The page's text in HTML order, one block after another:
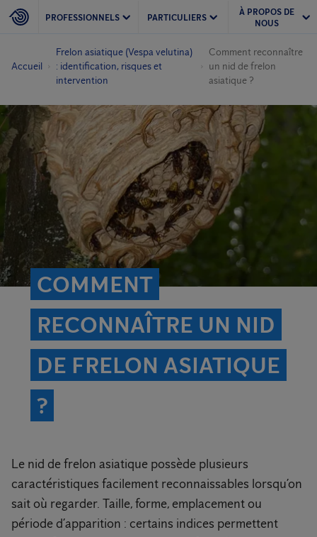
PROFESSIONNELS PARTICULIERS
À PROPOS DE
NOUS
Accueil
Frelon asiatique (Vespa velutina)
: identification, risques et
intervention
Comment reconnaître
un nid de frelon
asiatique ?
COMMENT
RECONNAÎTRE UN NID
DE FRELON ASIATIQUE
?
Le nid de frelon asiatique possède plusieurs
caractéristiques facilement reconnaissables lorsqu’on
sait où regarder. Taille, forme, emplacement ou
période d’apparition : certains indices permettent